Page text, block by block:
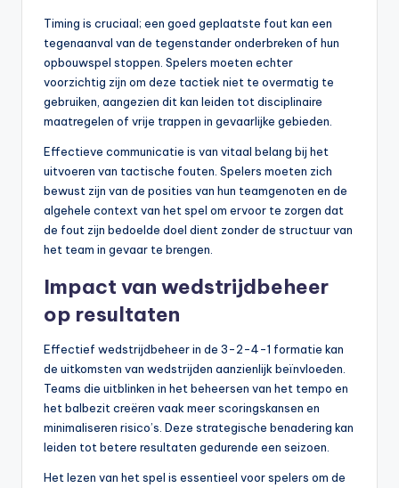
Timing is cruciaal; een goed geplaatste fout kan een
tegenaanval van de tegenstander onderbreken of hun
opbouwspel stoppen. Spelers moeten echter
voorzichtig zijn om deze tactiek niet te overmatig te
gebruiken, aangezien dit kan leiden tot disciplinaire
maatregelen of vrije trappen in gevaarlijke gebieden.
Effectieve communicatie is van vitaal belang bij het
uitvoeren van tactische fouten. Spelers moeten zich
bewust zijn van de posities van hun teamgenoten en de
algehele context van het spel om ervoor te zorgen dat
de fout zijn bedoelde doel dient zonder de structuur van
het team in gevaar te brengen.
Impact van wedstrijdbeheer
op resultaten
Effectief wedstrijdbeheer in de 3-2-4-1 formatie kan
de uitkomsten van wedstrijden aanzienlijk beïnvloeden.
Teams die uitblinken in het beheersen van het tempo en
het balbezit creëren vaak meer scoringskansen en
minimaliseren risico’s. Deze strategische benadering kan
leiden tot betere resultaten gedurende een seizoen.
Het lezen van het spel is essentieel voor spelers om de